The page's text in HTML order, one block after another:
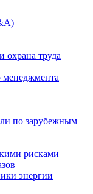
охрана труда
менеджмента
по зарубежным
рисками
энергии